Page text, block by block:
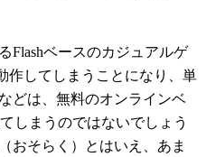
Flashベースのカジュアルゲ
作してしまうことになり、単
どは、無料のオンラインベ
しまうのではないでしょう
おそらく）とはいえ、あま